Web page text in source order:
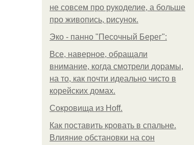
не совсем про рукоделие, а больше
про живопись, рисунок.
Эко - панно "Песочный Берег":
Все, наверное, обращали
внимание, когда смотрели дорамы,
на то, как почти идеально чисто в
корейских домах.
Сокровища из Hoff.
Как поставить кровать в спальне.
Влияние обстановки на сон